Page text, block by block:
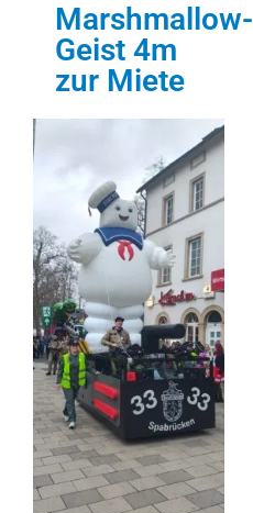
Marshmallow-
Geist 4m
zur Miete